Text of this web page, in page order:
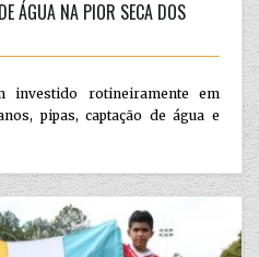
ÁGUA NA PIOR SECA DOS
investido rotineiramente em
pipas, captação de água e